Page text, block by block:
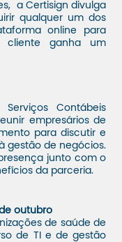
a Certisign divulga
qualquer um dos
online para
cliente ganha um
Contábeis
empresários de
para discutir e
gestão de negócios.
junto com o
da parceria.
de outubro
de saúde de
de TI e de gestão